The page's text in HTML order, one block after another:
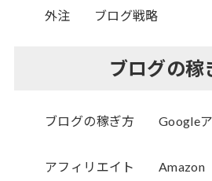
外注 ブログ戦略
ブログの稼
ブログの稼ぎ方 Google
アフィリエイト Amazon